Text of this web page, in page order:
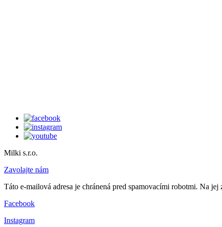
Milki s.r.o.
Zavolajte nám
Táto e-mailová adresa je chránená pred spamovacími robotmi. Na
Facebook
Instagram